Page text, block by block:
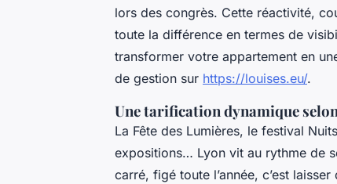
lors des congrès. Cette réactivité,
toute la différence en termes de
transformer votre appartement en
de gestion sur https://louises.eu/.
Une tarification dynamique
La Fête des Lumières, le festival
expositions… Lyon vit au rythme de
carré, figé toute l’année, c’est